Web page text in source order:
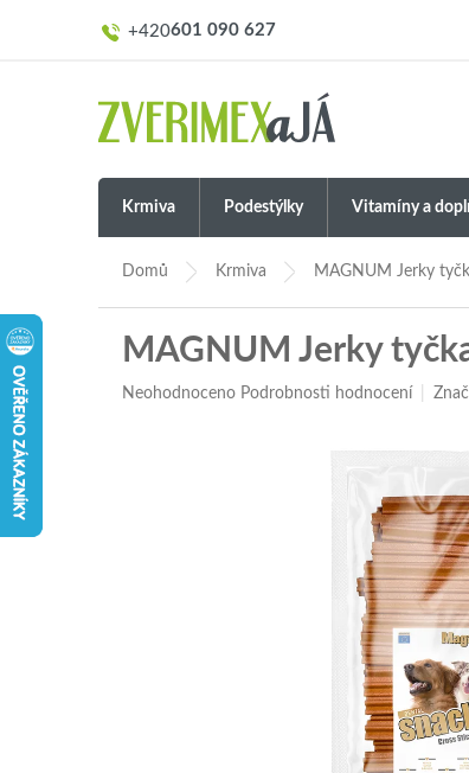
601 090 627
Krmiva Podestýlky Vitamíny a
Domů Krmiva MAGNUM Jerky
MAGNUM Jerky
Průměrné
Neohodnoceno Podrobnosti hodnocení